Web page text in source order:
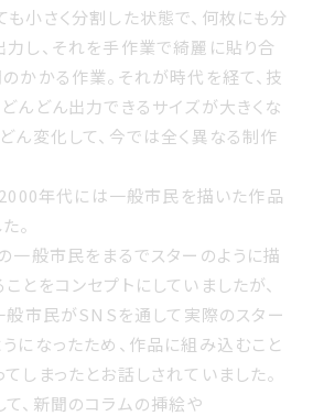
小さく分割した状態で、何枚にも分
力し、それを手作業で綺麗に貼り合
かかる作業。それが時代を経て、技
んどん出力できるサイズが大きくな
ん変化して、今では全く異なる制作
2000年代には一般市民を描いた作品
。
一般市民をまるでスターのように描
とをコンセプトにしていましたが、
般市民がSNSを通して実際のスター
になったため、作品に組み込むこと
しまったとお話しされていました。
、新聞のコラムの挿絵や